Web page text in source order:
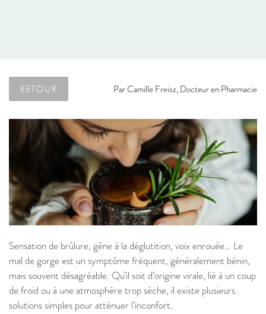
RETOUR ParCamille Freisz, Docteur en Pharmacie
Sensation de brûlure, gêne à la déglutition, voix enrouée… Le
mal de gorge est un symptôme fréquent, généralement bénin,
mais souvent désagréable. Qu’il soit d’origine virale, lié à un coup
de froid ou à une atmosphère trop sèche, il existe plusieurs
solutions simples pour atténuer l’inconfort.